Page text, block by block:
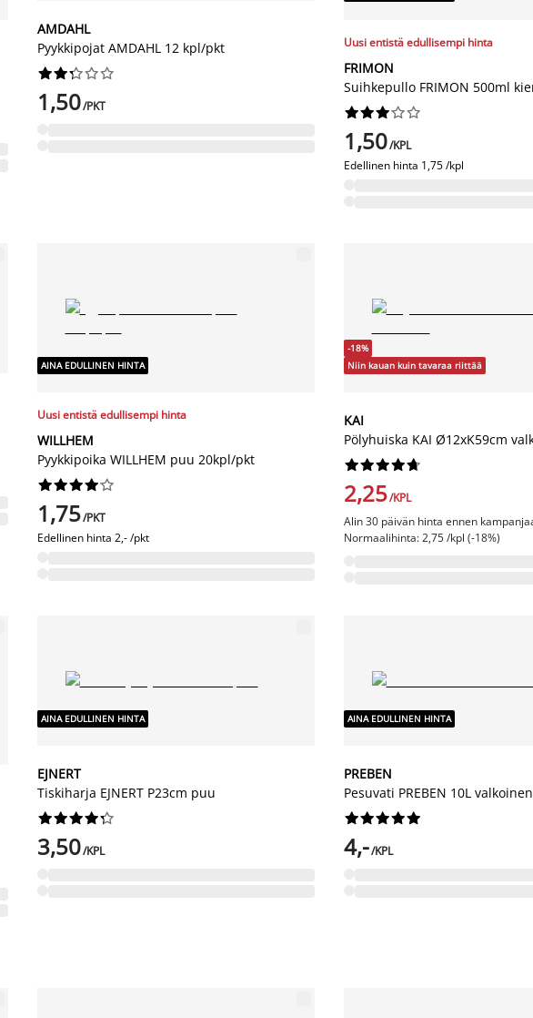
AMDAHL
Pyykkipojat AMDAHL 12 kpl/pkt






1,50/PKT
Uusi entistä edullisempi hinta
FRIMON
Suihkepullo FRIMON 500ml






1,50/KPL
Edellinen hinta 1,75 /kpl
AINA EDULLINEN HINTA
Uusi entistä edullisempi hinta
WILLHEM
Pyykkipoika WILLHEM puu 20kpl/pkt






1,75/PKT
Edellinen hinta 2,- /pkt
-18%
Niin kauan kuin tavaraa riittää
KAI
Pölyhuiska KAI Ø12xK59cm






2,25/KPL
Alin 30 päivän hinta ennen
Normaalihinta: 2,75 /kpl (-18%)
AINA EDULLINEN HINTA
EJNERT
Tiskiharja EJNERT P23cm puu






3,50/KPL
AINA EDULLINEN HINTA
PREBEN
Pesuvati PREBEN 10L valkoinen






4,-/KPL